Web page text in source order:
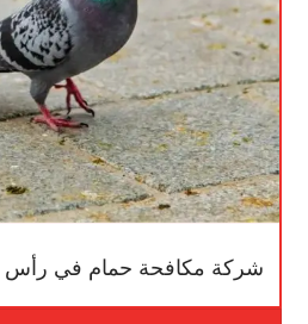
شركة مكافحة حمام في رأس الخيمة :